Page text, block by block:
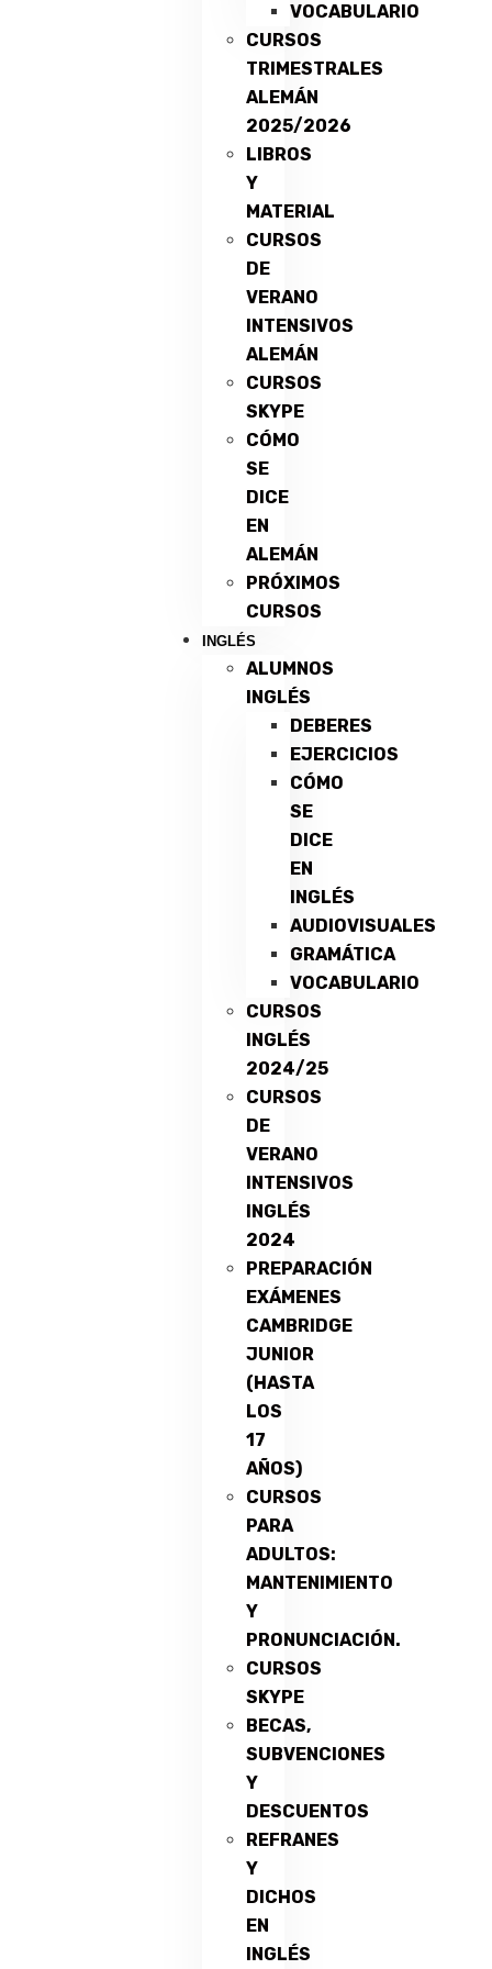
VOCABULARIO
CURSOS
TRIMESTRALES
ALEMÁN
2025/2026
LIBROS
Y
MATERIAL
CURSOS
DE
VERANO
INTENSIVOS
ALEMÁN
CURSOS
SKYPE
CÓMO
SE
DICE
EN
ALEMÁN
PRÓXIMOS
CURSOS
INGLÉS
ALUMNOS
INGLÉS
DEBERES
EJERCICIOS
CÓMO
SE
DICE
EN
INGLÉS
AUDIOVISUALES
GRAMÁTICA
VOCABULARIO
CURSOS
INGLÉS
2024/25
CURSOS
DE
VERANO
INTENSIVOS
INGLÉS
2024
PREPARACIÓN
EXÁMENES
CAMBRIDGE
JUNIOR
(HASTA
LOS
17
AÑOS)
CURSOS
PARA
ADULTOS:
MANTENIMIENTO
Y
PRONUNCIACIÓN.
CURSOS
SKYPE
BECAS,
SUBVENCIONES
Y
DESCUENTOS
REFRANES
Y
DICHOS
EN
INGLÉS